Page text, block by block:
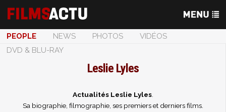
PEOPLE NEWS PHOTOS
VIDÉOS
DVD & BLU-RAY
Leslie Lyles
Actualités Leslie Lyles.
Sa biographie, filmographie, ses premiers et derniers films.